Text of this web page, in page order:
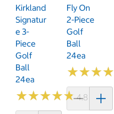
Kirkland
Signatur
E 3-
Piece
Golf
Ball
24ea
★★★★★
★★★★★4.8 (25)
Fly On
2-Piece
Golf
Ball
24ea
★★★★
★★★★